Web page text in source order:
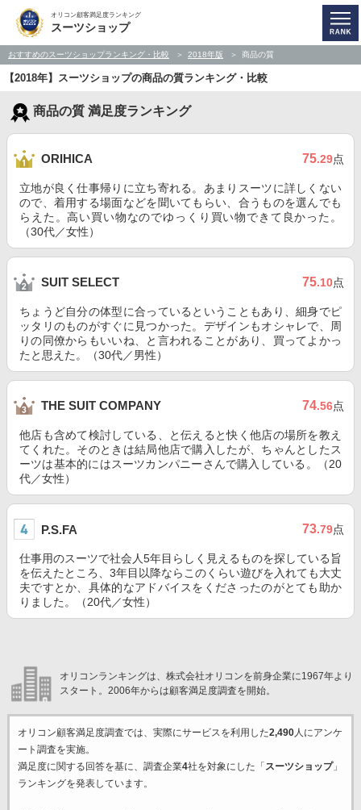
オリコン顧客満足度ランキング
スーツショップ
おすすめのスーツショップランキング・比較 2018年版 商品の質
【2018年】スーツショップの商品の質ランキング・比較
商品の質 満足度ランキング
ORIHICA 75.29点
立地が良く仕事帰りに立ち寄れる。あまりスーツに詳しくない
ので、着用する場面などを聞いてもらい、合うものを選んでも
らえた。高い買い物なのでゆっくり買い物できて良かった。
（30代／女性）
SUIT SELECT 75.10点
ちょうど自分の体型に合っているということもあり、細身でピ
ッタリのものがすぐに見つかった。デザインもオシャレで、周
りの同僚からもいいね、と言われることがあり、買ってよかっ
たと思えた。（30代／男性）
THE SUIT COMPANY 74.56点
他店も含めて検討している、と伝えると快く他店の場所を教え
てくれた。そのときは結局他店で購入したが、ちゃんとしたス
ーツは基本的にはスーツカンパニーさんで購入している。（20
代／女性）
P.S.FA 73.79点
仕事用のスーツで社会人5年目らしく見えるものを探している旨
を伝えたところ、3年目以降ならこのくらい遊びを入れても大丈
夫ですとか、具体的なアドバイスをくださったのがとても助か
りました。（20代／女性）
オリコンランキングは、株式会社オリコンを前身企業に1967年より
スタート。2006年からは顧客満足度調査を開始。
オリコン顧客満足度調査では、実際にサービスを利用した2,490人にアンケ
ート調査を実施。
満足度に関する回答を基に、調査企業4社を対象にした「 スーツショップ」
ランキングを発表しています。